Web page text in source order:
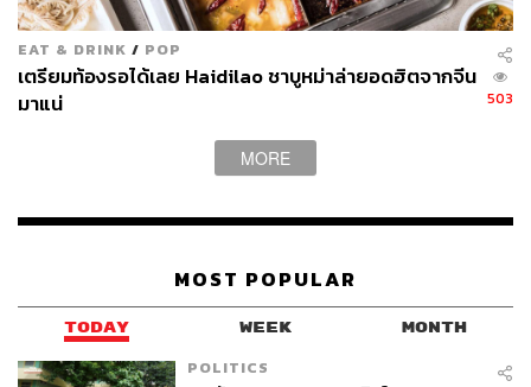
Senior Content Creator ประจำกองไลฟ์สไตล์
สำนักข่าว THE STANDARD
EAT & DRINK / POP
เตรียมท้องรอได้เลย Haidilao ชาบูหม่าล่ายอดฮิตจากจีน
มาแน่
503
MORE
MOST POPULAR
TODAY WEEK MONTH
POLITICS